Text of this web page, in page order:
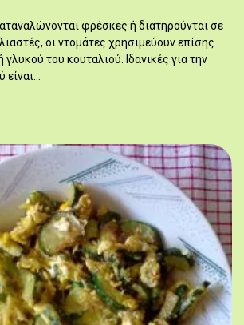
φρέσκες ή διατηρούνται σε
οι ντομάτες χρησιμεύουν επίσης
του κουταλιού. Ιδανικές για την